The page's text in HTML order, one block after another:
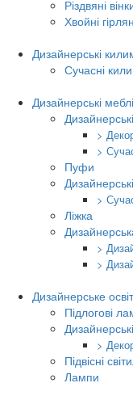
Різдвяні
Хвойні
Дизайнерські
Сучасні
Дизайнерські меблі
>
>
Пуфи
>
Ліжка
>
>
Дизайнерське
Підлогові
>
Підвісні
Лампи